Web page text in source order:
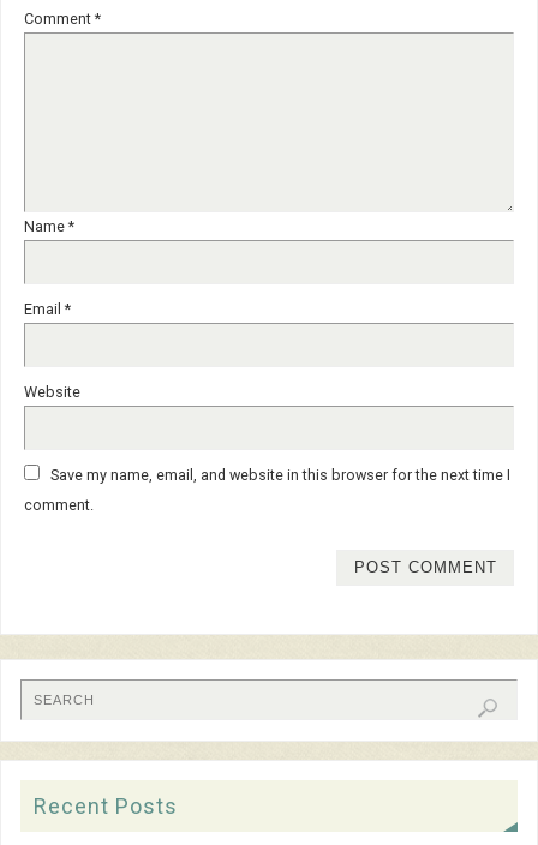
Comment *
Name *
Email *
Website
Save my name, email, and website in this browser for the next time I
comment.
Recent Posts